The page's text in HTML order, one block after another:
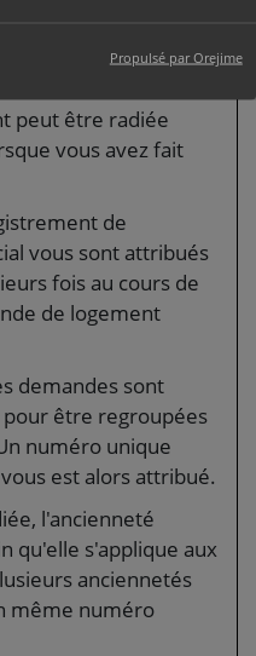
Propulsé par Orejime
peut être radiée
vous avez fait
de
vous sont attribués
fois au cours de
de logement
demandes sont
être regroupées
numéro unique
est alors attribué.
l'ancienneté
qu'elle s'applique aux
anciennetés
même numéro